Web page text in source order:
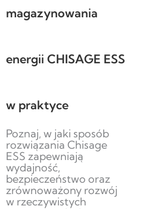
magazynowania
energii CHISAGE ESS
w praktyce
Poznaj, w jaki sposób
rozwiązania Chisage
ESS zapewniają
wydajność,
bezpieczeństwo oraz
zrównoważony rozwój
w rzeczywistych